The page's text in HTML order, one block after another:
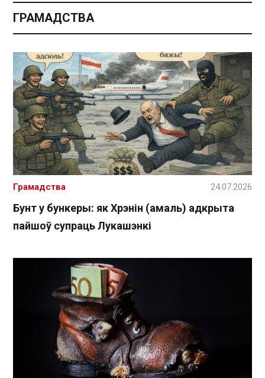
ГРАМАДСТВА
Бунт у бункеры: як Хрэнін (амаль) адкрыта
пайшоў супраць Лукашэнкі
Грамадства 24.07.2026